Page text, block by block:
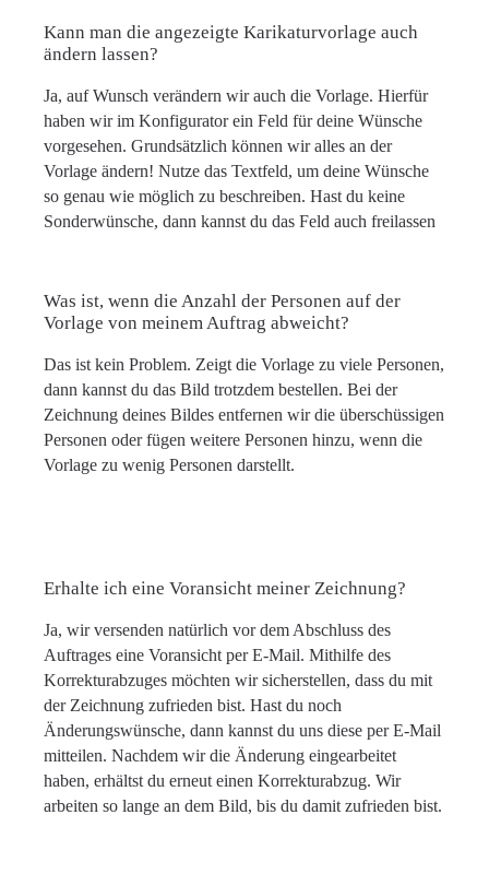
Kann man die angezeigte Karikaturvorlage auch
ändern lassen?
Ja, auf Wunsch verändern wir auch die Vorlage. Hierfür
haben wir im Konfigurator ein Feld für deine Wünsche
vorgesehen. Grundsätzlich können wir alles an der
Vorlage ändern! Nutze das Textfeld, um deine Wünsche
so genau wie möglich zu beschreiben. Hast du keine
Sonderwünsche, dann kannst du das Feld auch freilassen
Was ist, wenn die Anzahl der Personen auf der
Vorlage von meinem Auftrag abweicht?
Das ist kein Problem. Zeigt die Vorlage zu viele Personen,
dann kannst du das Bild trotzdem bestellen. Bei der
Zeichnung deines Bildes entfernen wir die überschüssigen
Personen oder fügen weitere Personen hinzu, wenn die
Vorlage zu wenig Personen darstellt.
Erhalte ich eine Voransicht meiner Zeichnung?
Ja, wir versenden natürlich vor dem Abschluss des
Auftrages eine Voransicht per E-Mail. Mithilfe des
Korrekturabzuges möchten wir sicherstellen, dass du mit
der Zeichnung zufrieden bist. Hast du noch
Änderungswünsche, dann kannst du uns diese per E-Mail
mitteilen. Nachdem wir die Änderung eingearbeitet
haben, erhältst du erneut einen Korrekturabzug. Wir
arbeiten so lange an dem Bild, bis du damit zufrieden bist.